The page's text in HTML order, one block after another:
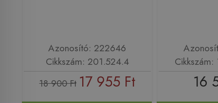
Azonosító: 222646
Cikkszám: 201.524.4
18 900 Ft 17 955 Ft 16